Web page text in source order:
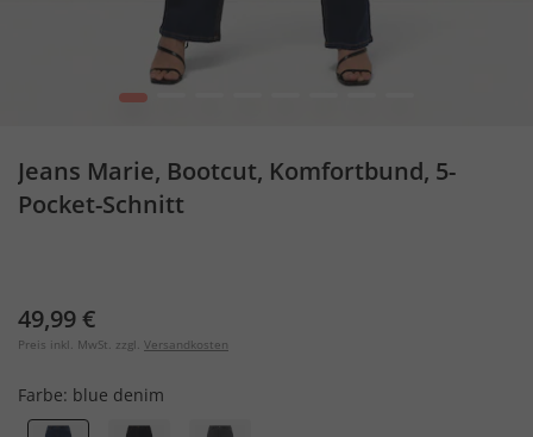
1
Jeans Marie, Bootcut, Komfortbund, 5-
Pocket-Schnitt
49,99 €
Preis inkl. MwSt. zzgl. Versandkosten
Farbe: blue denim